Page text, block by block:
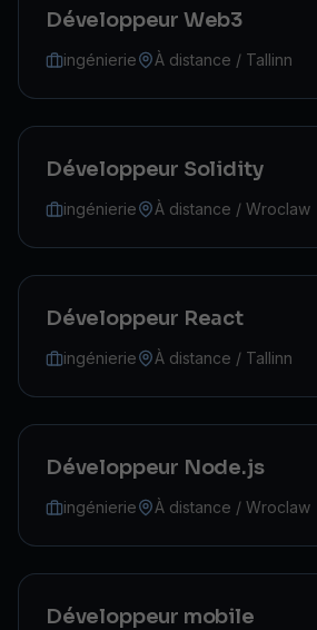
Développeur Web3
ingénierie À distance / Tallinn
Développeur Solidity
ingénierie À distance / Wroclaw
Développeur React
ingénierie À distance / Tallinn
Développeur Node.js
ingénierie À distance / Wroclaw
Développeur mobile